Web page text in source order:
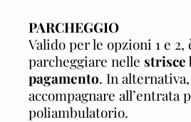
PARCHEGGIO
Valido per le opzioni 1 e 2,
parcheggiare nelle strisce
pagamento. In
accompagnare all’entrata
poliambulatorio.